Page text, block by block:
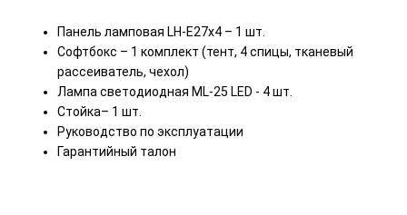
Панель ламповая LH-E27х4 – 1 шт.
Софтбокс – 1 комплект (тент, 4 спицы, тканевый
рассеиватель, чехол)
Лампа светодиодная ML-25 LED - 4 шт.
Стойка– 1 шт.
Руководство по эксплуатации
Гарантийный талон